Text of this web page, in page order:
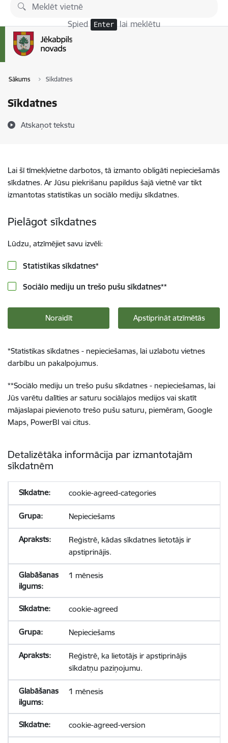
Pāriet uz lapas saturu
Spied Enter lai meklētu
Sākums Sīkdatnes
Sīkdatnes
Atskaņot tekstu
Lai šī tīmekļvietne darbotos, tā izmanto obligāti nepieciešamās
sīkdatnes. Ar Jūsu piekrišanu papildus šajā vietnē var tikt
izmantotas statistikas un sociālo mediju sīkdatnes.
Pielāgot sīkdatnes
Lūdzu, atzīmējiet savu izvēli:
Statistikas sīkdatnes*
Sociālo mediju un trešo pušu sīkdatnes**
Noraidīt Apstiprināt atzīmētās
*Statistikas sīkdatnes - nepieciešamas, lai uzlabotu vietnes
darbību un pakalpojumus.
**Sociālo mediju un trešo pušu sīkdatnes - nepieciešamas, lai
Jūs varētu dalīties ar saturu sociālajos medijos vai skatīt
mājaslapai pievienoto trešo pušu saturu, piemēram, Google
Maps, PowerBI vai citus.
Detalizētāka informācija par izmantotajām
sīkdatnēm
cookie-agreed-categories
Nepieciešams
Reģistrē, kādas sīkdatnes lietotājs ir
apstiprinājis.
1 mēnesis
cookie-agreed
Nepieciešams
Reģistrē, ka lietotājs ir apstiprinājis
sīkdatņu paziņojumu.
1 mēnesis
cookie-agreed-version